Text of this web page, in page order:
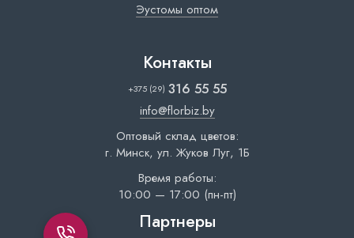
Эустомы оптом
Контакты
+375 (29) 316 55 55
info@florbiz.by
Оптовый склад цветов:
г. Минск, ул. Жуков Луг, 1Б
Время работы:
10:00 — 17:00 (пн-пт)
Партнеры